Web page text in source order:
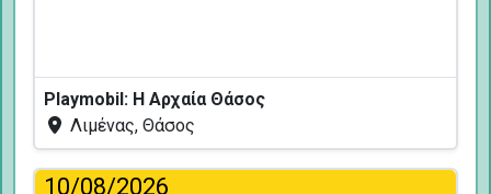
Playmobil: Η Αρχαία Θάσος
Λιμένας, Θάσος
10/08/2026